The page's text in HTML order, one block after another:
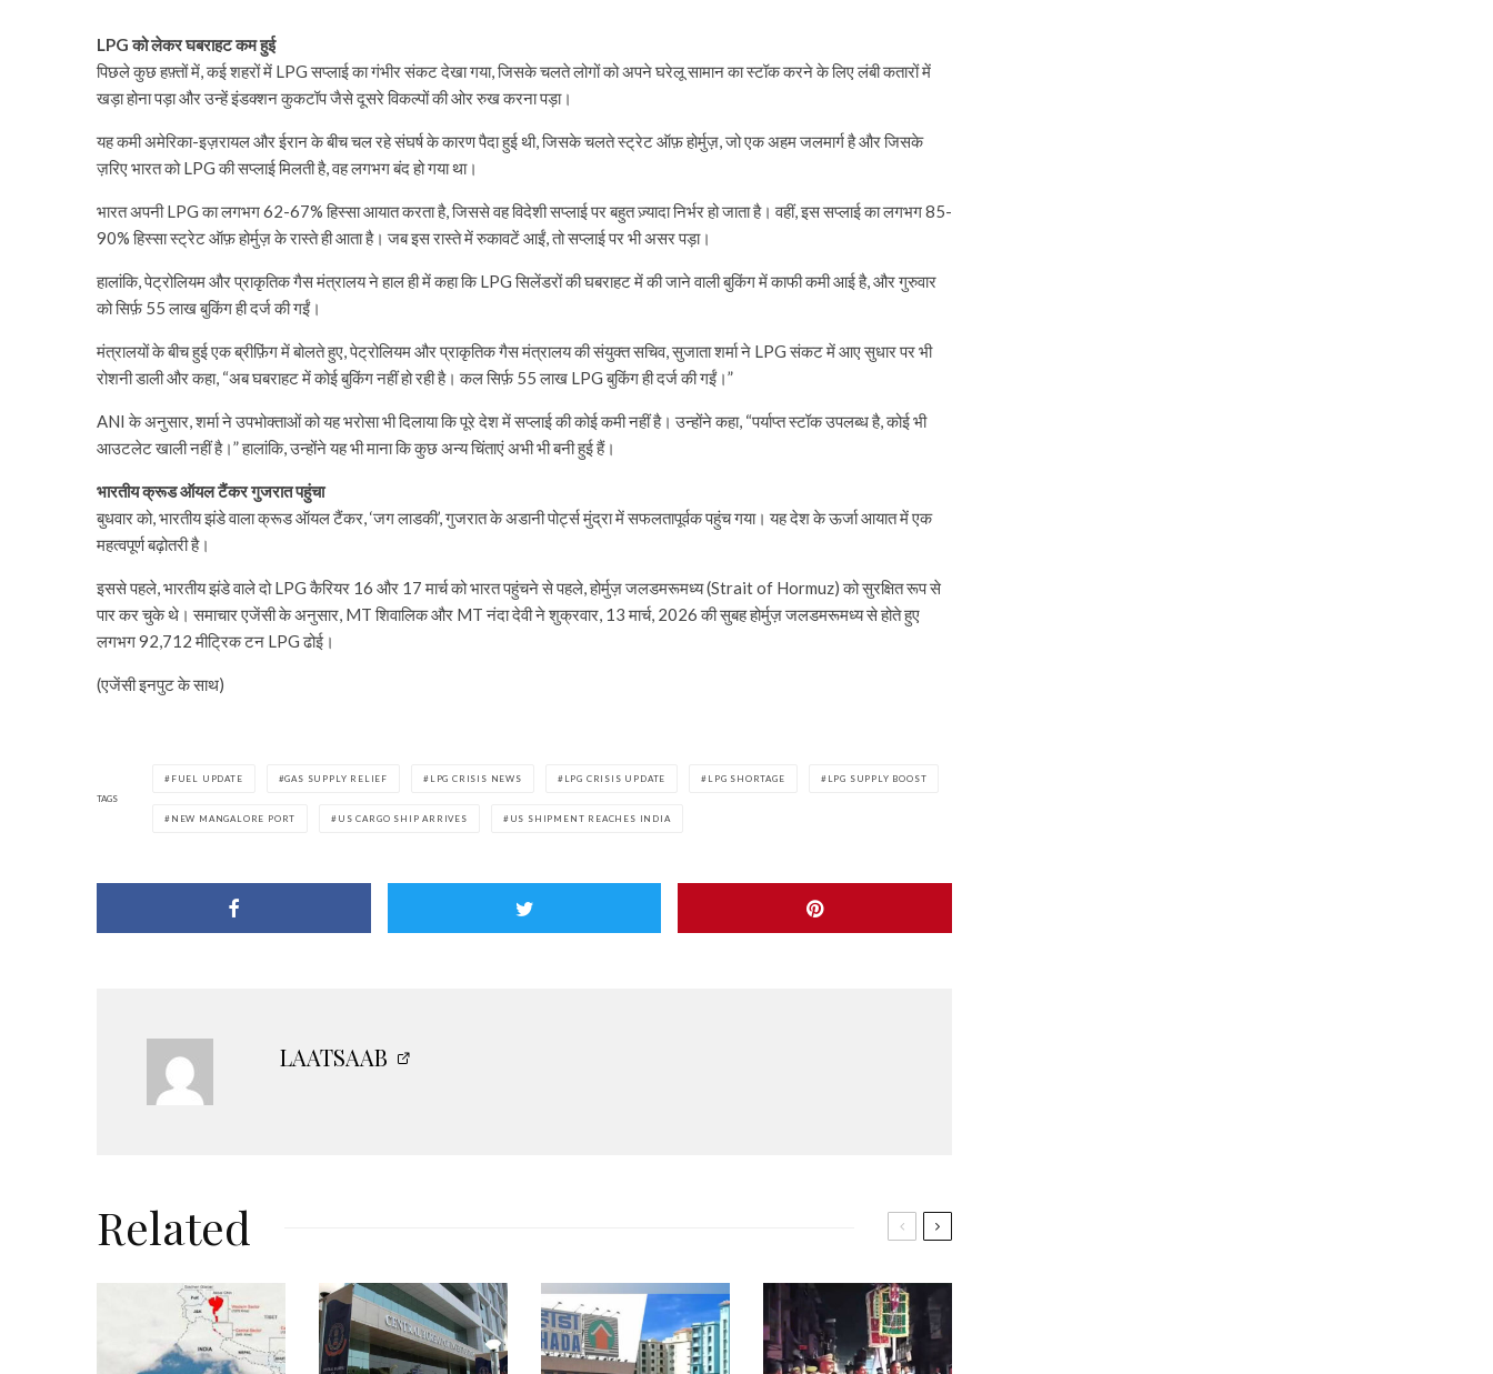
LPG को लेकर घबराहट कम हुई
पिछले कुछ हफ़्तों में, कई शहरों में LPG सप्लाई का गंभीर संकट देखा गया, जिसके चलते लोगों को अपने घरेलू सामान का स्टॉक करने के लिए लंबी कतारों में
खड़ा होना पड़ा और उन्हें इंडक्शन कुकटॉप जैसे दूसरे विकल्पों की ओर रुख करना पड़ा।
यह कमी अमेरिका-इज़रायल और ईरान के बीच चल रहे संघर्ष के कारण पैदा हुई थी, जिसके चलते स्ट्रेट ऑफ़ होर्मुज़, जो एक अहम जलमार्ग है और जिसके
ज़रिए भारत को LPG की सप्लाई मिलती है, वह लगभग बंद हो गया था।
भारत अपनी LPG का लगभग 62-67% हिस्सा आयात करता है, जिससे वह विदेशी सप्लाई पर बहुत ज़्यादा निर्भर हो जाता है। वहीं, इस सप्लाई का लगभग 85-
90% हिस्सा स्ट्रेट ऑफ़ होर्मुज़ के रास्ते ही आता है। जब इस रास्ते में रुकावटें आईं, तो सप्लाई पर भी असर पड़ा।
हालांकि, पेट्रोलियम और प्राकृतिक गैस मंत्रालय ने हाल ही में कहा कि LPG सिलेंडरों की घबराहट में की जाने वाली बुकिंग में काफी कमी आई है, और गुरुवार
को सिर्फ़ 55 लाख बुकिंग ही दर्ज की गईं।
मंत्रालयों के बीच हुई एक ब्रीफ़िंग में बोलते हुए, पेट्रोलियम और प्राकृतिक गैस मंत्रालय की संयुक्त सचिव, सुजाता शर्मा ने LPG संकट में आए सुधार पर भी
रोशनी डाली और कहा, “अब घबराहट में कोई बुकिंग नहीं हो रही है। कल सिर्फ़ 55 लाख LPG बुकिंग ही दर्ज की गईं।”
ANI के अनुसार, शर्मा ने उपभोक्ताओं को यह भरोसा भी दिलाया कि पूरे देश में सप्लाई की कोई कमी नहीं है। उन्होंने कहा, “पर्याप्त स्टॉक उपलब्ध है, कोई भी
आउटलेट खाली नहीं है।” हालांकि, उन्होंने यह भी माना कि कुछ अन्य चिंताएं अभी भी बनी हुई हैं।
भारतीय क्रूड ऑयल टैंकर गुजरात पहुंचा
बुधवार को, भारतीय झंडे वाला क्रूड ऑयल टैंकर, ‘जग लाडकी’, गुजरात के अडानी पोर्ट्स मुंद्रा में सफलतापूर्वक पहुंच गया। यह देश के ऊर्जा आयात में एक
महत्वपूर्ण बढ़ोतरी है।
इससे पहले, भारतीय झंडे वाले दो LPG कैरियर 16 और 17 मार्च को भारत पहुंचने से पहले, होर्मुज़ जलडमरूमध्य (Strait of Hormuz) को सुरक्षित रूप से
पार कर चुके थे। समाचार एजेंसी के अनुसार, MT शिवालिक और MT नंदा देवी ने शुक्रवार, 13 मार्च, 2026 की सुबह होर्मुज़ जलडमरूमध्य से होते हुए
लगभग 92,712 मीट्रिक टन LPG ढोई।
(एजेंसी इनपुट के साथ)
TAGS
FUEL UPDATE GAS SUPPLY RELIEF LPG CRISIS NEWS LPG CRISIS UPDATE LPG SHORTAGE LPG SUPPLY BOOST
NEW MANGALORE PORT US CARGO SHIP ARRIVES US SHIPMENT REACHES INDIA
LAATSAAB
Related